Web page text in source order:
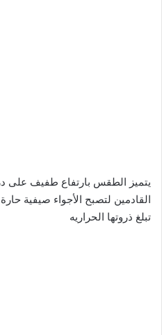
يتميز الطقس بارتفاع طفيف على
القادمين لتصبح الأجواء صيفية
تبلغ ذروتها الحراريه